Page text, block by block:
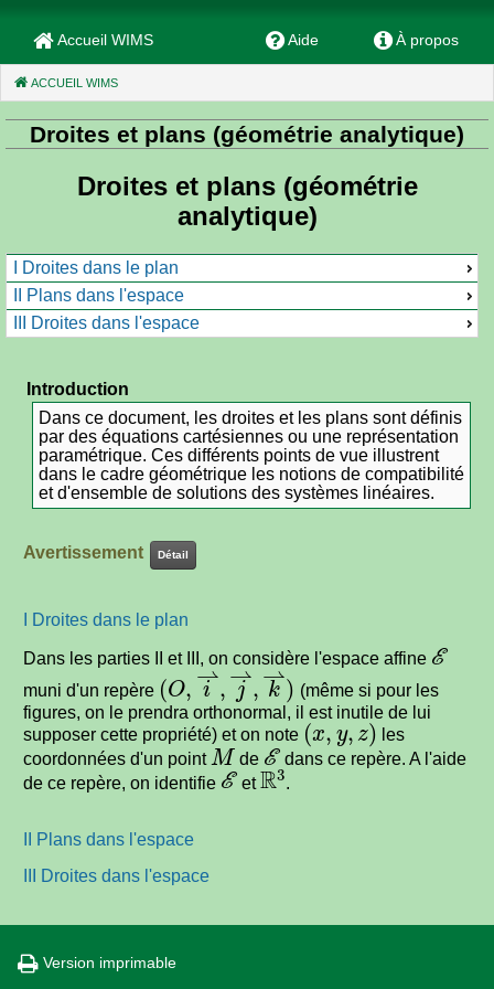
Accueil WIMS Aide À propos
ACCUEIL WIMS
Droites et plans (géométrie analytique)
Droites et plans (géométrie
analytique)
I Droites dans le plan
II Plans dans l'espace
III Droites dans l'espace
Introduction
Dans ce document, les droites et les plans sont définis
par des équations cartésiennes ou une représentation
paramétrique. Ces différents points de vue illustrent
dans le cadre géométrique les notions de compatibilité
et d'ensemble de solutions des systèmes linéaires.
Avertissement Détail
I Droites dans le plan
Dans les parties II et III, on considère l'espace affine
ℰ
muni d'un repère
(O, ⇀,j ⇀,k ⇀)
(même si pour les
figures, on le prendra orthonormal, il est inutile de lui
supposer cette propriété) et on note
(x,y,z)
les
coordonnées d'un point
M
de
ℰ
dans ce repère. A l'aide
de ce repère, on identifie
ℰ
et
ℝ3
II Plans dans l'espace
III Droites dans l'espace
Version imprimable